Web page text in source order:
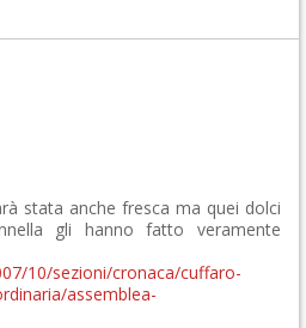
stata anche fresca ma quei dolci
gli hanno fatto veramente
10/sezioni/cronaca/cuffaro-
assemblea-